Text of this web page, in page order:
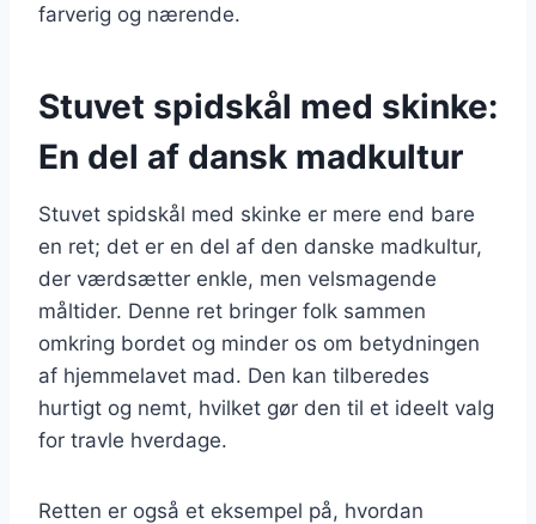
farverig og nærende.
Stuvet spidskål med skinke:
En del af dansk madkultur
Stuvet spidskål med skinke er mere end bare
en ret; det er en del af den danske madkultur,
der værdsætter enkle, men velsmagende
måltider. Denne ret bringer folk sammen
omkring bordet og minder os om betydningen
af hjemmelavet mad. Den kan tilberedes
hurtigt og nemt, hvilket gør den til et ideelt valg
for travle hverdage.
Retten er også et eksempel på, hvordan